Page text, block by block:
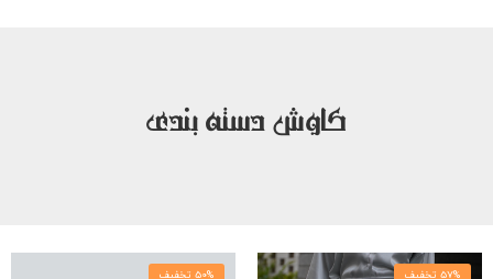
کاوش دسته بندی
57% تخفیف 50% تخفیف